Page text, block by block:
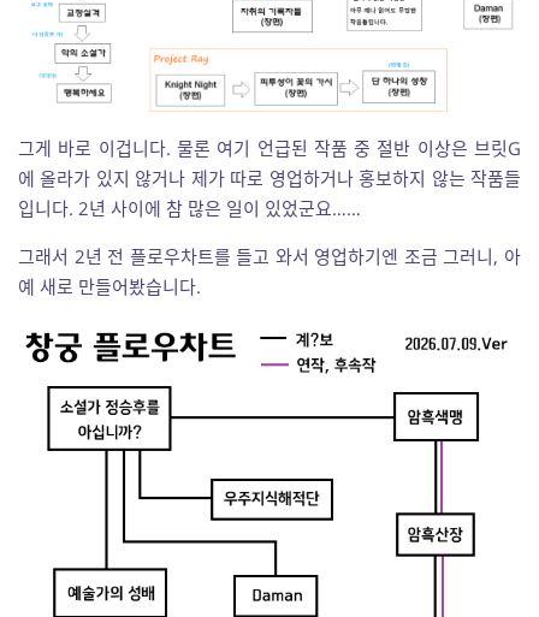
그게 바로 이겁니다. 물론 여기 언급된 작품 중 절반 이상은 브릿G
에 올라가 있지 않거나 제가 따로 영업하거나 홍보하지 않는 작품들
입니다. 2년 사이에 참 많은 일이 있었군요……
그래서 2년 전 플로우차트를 들고 와서 영업하기엔 조금 그러니, 아
예 새로 만들어봤습니다.